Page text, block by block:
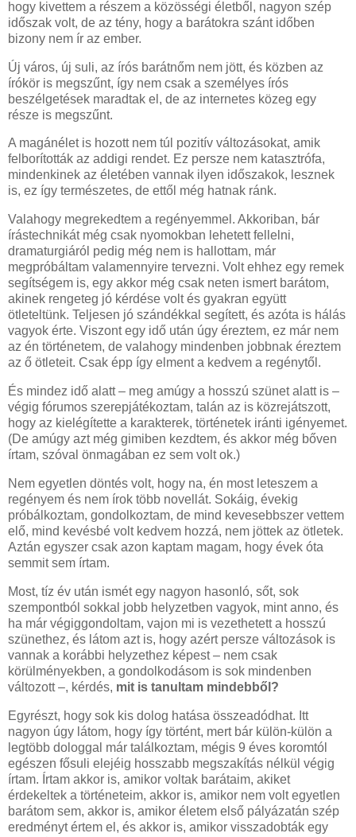
hogy kivettem a részem a közösségi életből, nagyon szép
időszak volt, de az tény, hogy a barátokra szánt időben
bizony nem ír az ember.
Új város, új suli, az írós barátnőm nem jött, és közben az
írókör is megszűnt, így nem csak a személyes írós
beszélgetések maradtak el, de az internetes közeg egy
része is megszűnt.
A magánélet is hozott nem túl pozitív változásokat, amik
felborították az addigi rendet. Ez persze nem katasztrófa,
mindenkinek az életében vannak ilyen időszakok, lesznek
is, ez így természetes, de ettől még hatnak ránk.
Valahogy megrekedtem a regényemmel. Akkoriban, bár
írástechnikát még csak nyomokban lehetett fellelni,
dramaturgiáról pedig még nem is hallottam, már
megpróbáltam valamennyire tervezni. Volt ehhez egy remek
segítségem is, egy akkor még csak neten ismert barátom,
akinek rengeteg jó kérdése volt és gyakran együtt
ötleteltünk. Teljesen jó szándékkal segített, és azóta is hálás
vagyok érte. Viszont egy idő után úgy éreztem, ez már nem
az én történetem, de valahogy mindenben jobbnak éreztem
az ő ötleteit. Csak épp így elment a kedvem a regénytől.
És mindez idő alatt – meg amúgy a hosszú szünet alatt is –
végig fórumos szerepjátékoztam, talán az is közrejátszott,
hogy az kielégítette a karakterek, történetek iránti igényemet.
(De amúgy azt még gimiben kezdtem, és akkor még bőven
írtam, szóval önmagában ez sem volt ok.)
Nem egyetlen döntés volt, hogy na, én most leteszem a
regényem és nem írok több novellát. Sokáig, évekig
próbálkoztam, gondolkoztam, de mind kevesebbszer vettem
elő, mind kevésbé volt kedvem hozzá, nem jöttek az ötletek.
Aztán egyszer csak azon kaptam magam, hogy évek óta
semmit sem írtam.
Most, tíz év után ismét egy nagyon hasonló, sőt, sok
szempontból sokkal jobb helyzetben vagyok, mint anno, és
ha már végiggondoltam, vajon mi is vezethetett a hosszú
szünethez, és látom azt is, hogy azért persze változások is
vannak a korábbi helyzethez képest – nem csak
körülményekben, a gondolkodásom is sok mindenben
változott –, kérdés, mit is tanultam mindebből?
Egyrészt, hogy sok kis dolog hatása összeadódhat. Itt
nagyon úgy látom, hogy így történt, mert bár külön-külön a
legtöbb dologgal már találkoztam, mégis 9 éves koromtól
egészen fősuli elejéig hosszabb megszakítás nélkül végig
írtam. Írtam akkor is, amikor voltak barátaim, akiket
érdekeltek a történeteim, akkor is, amikor nem volt egyetlen
barátom sem, akkor is, amikor életem első pályázatán szép
eredményt értem el, és akkor is, amikor visszadobták egy